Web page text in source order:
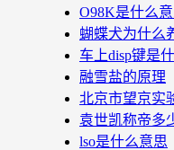
O98K是什么
蝴蝶犬为什么
车上disp键是
融雪盐的原理
北京市望京实
袁世凯称帝多
lso是什么意思